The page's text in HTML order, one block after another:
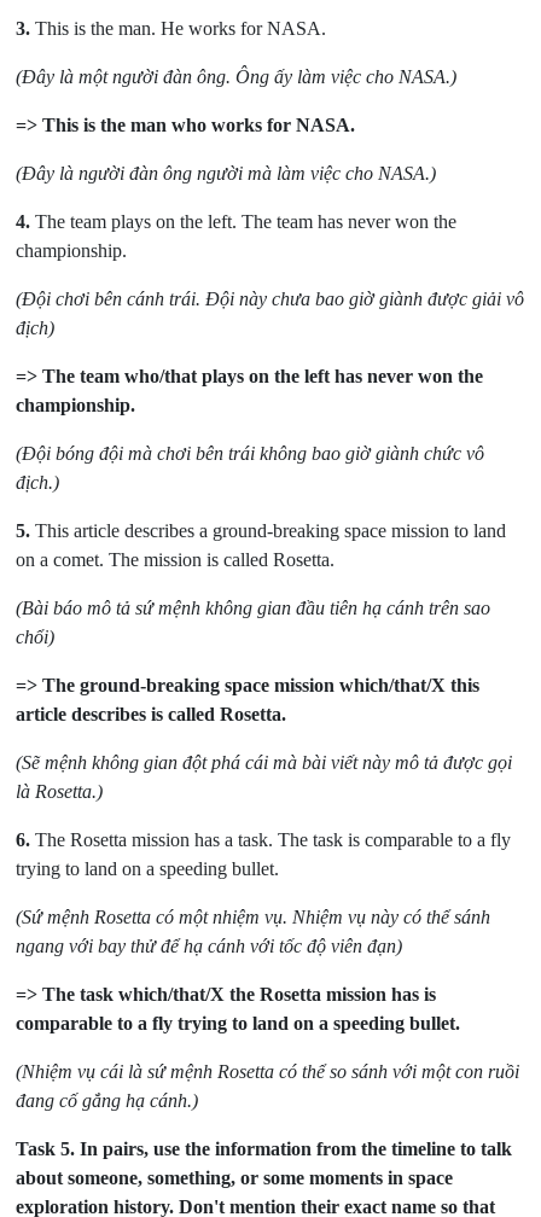
3. This is the man. He works for NASA.
(Đây là một người đàn ông. Ông ấy làm việc cho NASA.)
=> This is the man who works for NASA.
(Đây là người đàn ông người mà làm việc cho NASA.)
4. The team plays on the left. The team has never won the
championship.
(Đội chơi bên cánh trái. Đội này chưa bao giờ giành được giải vô
địch)
=> The team who/that plays on the left has never won the
championship.
(Đội bóng đội mà chơi bên trái không bao giờ giành chức vô
địch.)
5. This article describes a ground-breaking space mission to land
on a comet. The mission is called Rosetta.
(Bài báo mô tả sứ mệnh không gian đầu tiên hạ cánh trên sao
chổi)
=> The ground-breaking space mission which/that/X this
article describes is called Rosetta.
(Sẽ mệnh không gian đột phá cái mà bài viết này mô tả được gọi
là Rosetta.)
6. The Rosetta mission has a task. The task is comparable to a fly
trying to land on a speeding bullet.
(Sứ mệnh Rosetta có một nhiệm vụ. Nhiệm vụ này có thể sánh
ngang với bay thử để hạ cánh với tốc độ viên đạn)
=> The task which/that/X the Rosetta mission has is
comparable to a fly trying to land on a speeding bullet.
(Nhiệm vụ cái là sứ mệnh Rosetta có thể so sánh với một con ruồi
đang cố gắng hạ cánh.)
Task 5.In pairs, use the information from the timeline to talk
about someone, something, or some moments in space
exploration history. Don't mention their exact name so that